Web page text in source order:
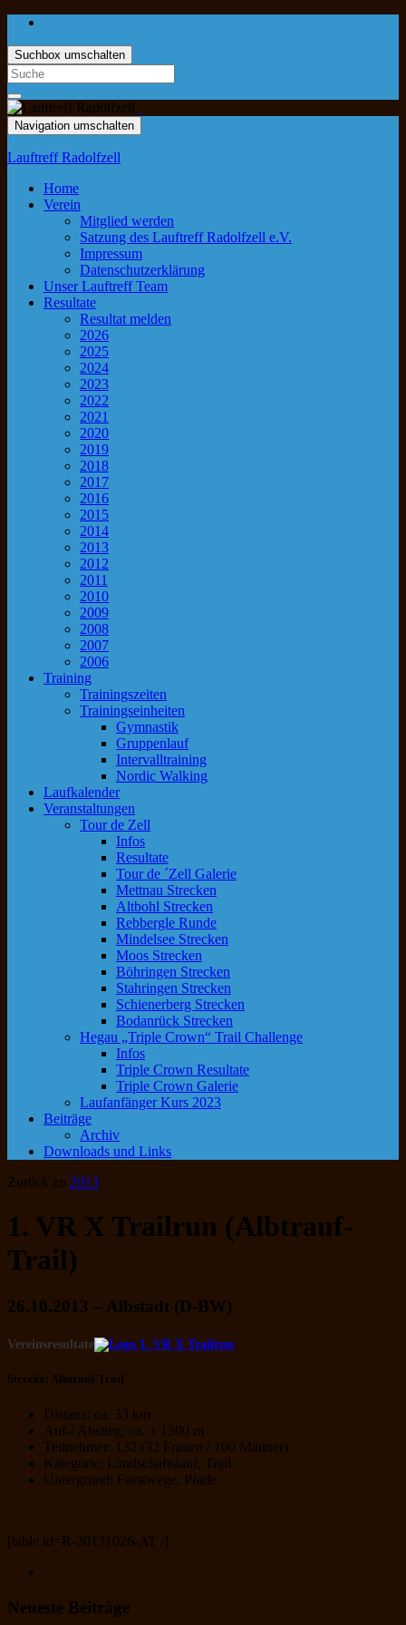
Suchbox umschalten
Navigation umschalten
Lauftreff Radolfzell
Home
Verein
Mitglied werden
Satzung des Lauftreff Radolfzell e.V.
Impressum
Datenschutzerklärung
Unser Lauftreff Team
Resultate
Resultat melden
2026
2025
2024
2023
2022
2021
2020
2019
2018
2017
2016
2015
2014
2013
2012
2011
2010
2009
2008
2007
2006
Training
Trainingszeiten
Trainingseinheiten
Gymnastik
Gruppenlauf
Intervalltraining
Nordic Walking
Laufkalender
Veranstaltungen
Tour de Zell
Infos
Resultate
Tour de ´Zell Galerie
Mettnau Strecken
Altbohl Strecken
Rebbergle Runde
Mindelsee Strecken
Moos Strecken
Böhringen Strecken
Stahringen Strecken
Schienerberg Strecken
Bodanrück Strecken
Hegau „Triple Crown“ Trail Challenge
Infos
Triple Crown Resultate
Triple Crown Galerie
Laufanfänger Kurs 2023
Beiträge
Archiv
Downloads und Links
Zurück zu 2013
1. VR X Trailrun (Albtrauf-
Trail)
26.10.2013 – Albstadt (D-BW)
Vereinsresultate
Strecke: Albtrauf-Trail
Distanz: ca. 33 km
Auf-/ Abstieg: ca. ± 1300 m
Teilnehmer: 132 (32 Frauen / 100 Männer)
Kategorie: Landschaftslauf, Trail
Untergrund: Forstwege, Pfade
[table id=R-20131026-AT /]
Neueste Beiträge